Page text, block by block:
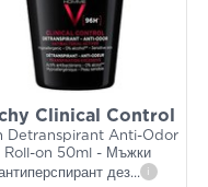
Clinical Control
Detranspirant Anti-Odor
Roll-on 50ml - Мъжки
дез... i